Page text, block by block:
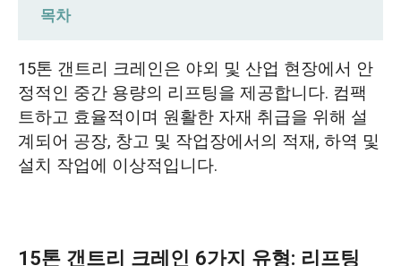
목차
15톤 갠트리 크레인 6가지 유형: 리프팅 효
율성 향상
15톤 갠트리 크레인 가격
다팡 크레인 15톤 오버헤드 크레인 케이스
15톤 갠트리 크레인은 야외 및 산업 현장에서 안
정적인 중간 용량의 리프팅을 제공합니다. 컴팩
트하고 효율적이며 원활한 자재 취급을 위해 설
계되어 공장, 창고 및 작업장에서의 적재, 하역 및
설치 작업에 이상적입니다.
15톤 갠트리 크레인 6가지 유형: 리프팅